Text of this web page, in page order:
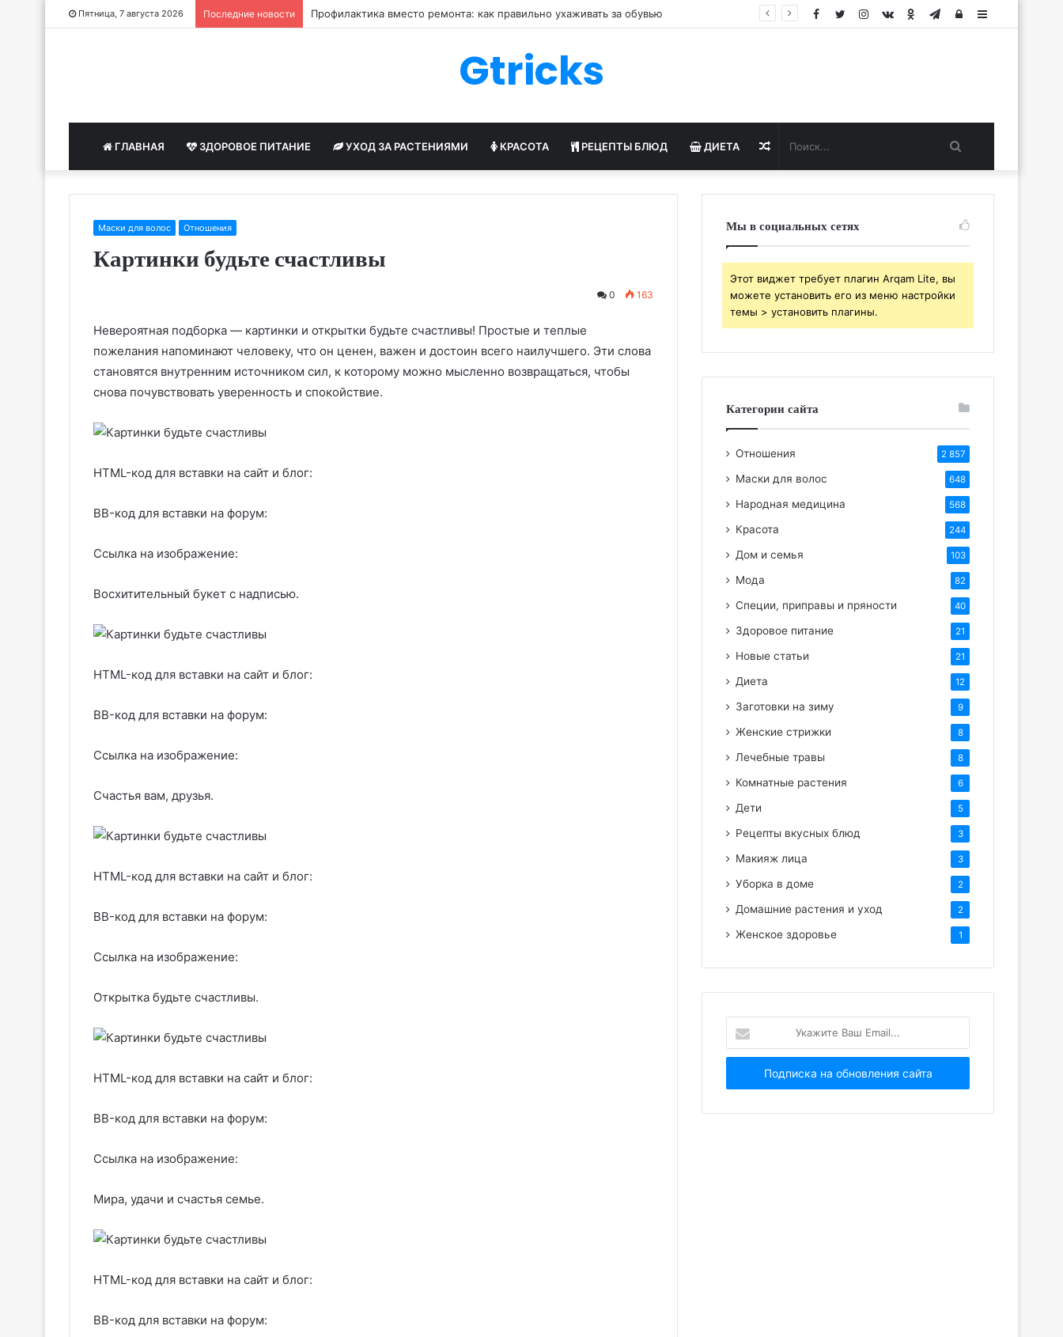
Пятница, 7 августа 2026 Последние новости Профилактика вместо ремонта: как правильно ухаживать за обувью Sidebar
Авторизация
Telegram
Одноклассники
vk.com
Instagram
Twitter
Facebook
Gtricks
ГЛАВНАЯ ЗДОРОВОЕ ПИТАНИЕ УХОД ЗА РАСТЕНИЯМИ КРАСОТА РЕЦЕПТЫ БЛЮД ДИЕТА Случайная
статья
Маски для волос Отношения
Картинки будьте счастливы
0 163
Невероятная подборка — картинки и открытки будьте счастливы! Простые и теплые
пожелания напоминают человеку, что он ценен, важен и достоин всего наилучшего. Эти слова
становятся внутренним источником сил, к которому можно мысленно возвращаться, чтобы
снова почувствовать уверенность и спокойствие.
HTML-код для вставки на сайт и блог:
BB-код для вставки на форум:
Ссылка на изображение:
Восхитительный букет с надписью.
HTML-код для вставки на сайт и блог:
BB-код для вставки на форум:
Ссылка на изображение:
Счастья вам, друзья.
HTML-код для вставки на сайт и блог:
BB-код для вставки на форум:
Ссылка на изображение:
Открытка будьте счастливы.
HTML-код для вставки на сайт и блог:
BB-код для вставки на форум:
Ссылка на изображение:
Мира, удачи и счастья семье.
HTML-код для вставки на сайт и блог:
BB-код для вставки на форум:
Мы в социальных сетях
Этот виджет требует плагин Arqam Lite, вы
можете установить его из меню настройки
темы > установить плагины.
Категории сайта
Отношения 2 857
Маски для волос 648
Народная медицина 568
Красота 244
Дом и семья 103
Мода 82
Специи, приправы и пряности 40
Здоровое питание 21
Новые статьи 21
Диета 12
Заготовки на зиму 9
Женские стрижки 8
Лечебные травы 8
Комнатные растения 6
Дети 5
Рецепты вкусных блюд 3
Макияж лица 3
Уборка в доме 2
Домашние растения и уход 2
Женское здоровье 1
Ваш
Email...